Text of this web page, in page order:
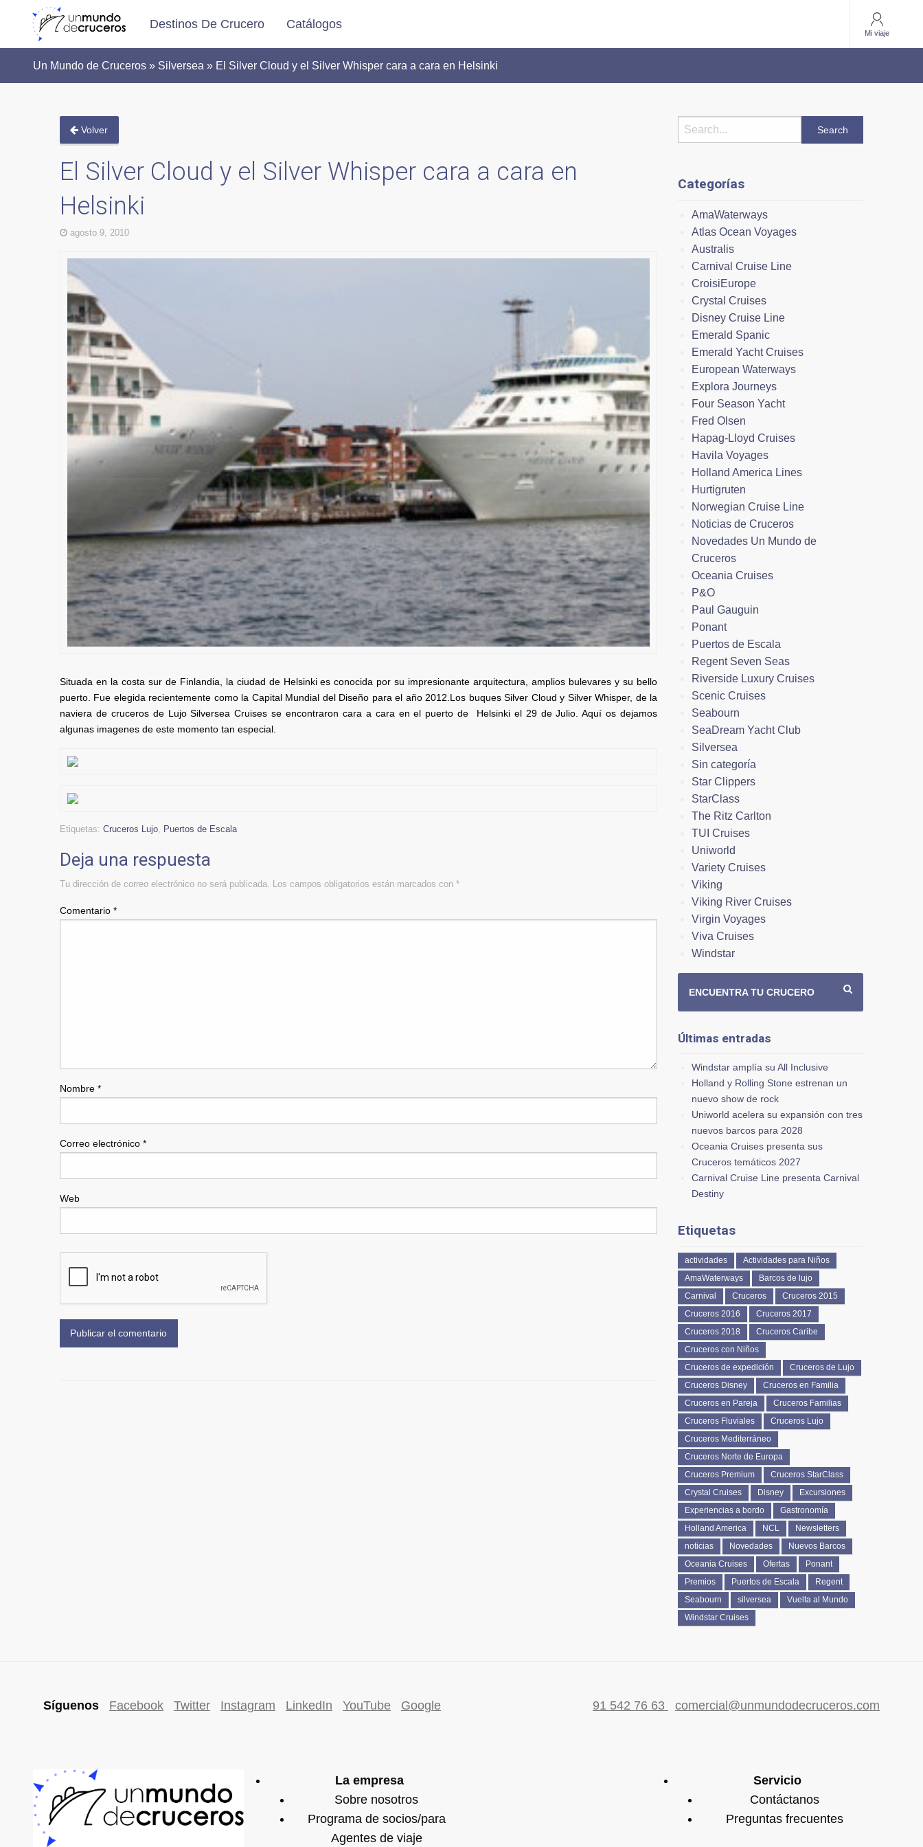
Destinos De Crucero Catálogos
Mi viaje
Un Mundo de Cruceros » Silversea » El Silver Cloud y el Silver Whisper cara a cara en Helsinki
Volver
El Silver Cloud y el Silver Whisper cara a cara en
Helsinki
agosto 9, 2010
Situada en la costa sur de Finlandia, la ciudad de Helsinki es conocida por su impresionante arquitectura, amplios bulevares y su bello
puerto. Fue elegida recientemente como la Capital Mundial del Diseño para el año 2012.Los buques Silver Cloud y Silver Whisper, de la
naviera de cruceros de Lujo Silversea Cruises se encontraron cara a cara en el puerto de Helsinki el 29 de Julio. Aquí os dejamos
algunas imagenes de este momento tan especial.
Etiquetas: Cruceros Lujo, Puertos de Escala
Deja una respuesta
Tu dirección de correo electrónico no será publicada. Los campos obligatorios están marcados con *
Comentario *
Nombre *
Correo electrónico *
Web
Categorías
AmaWaterways
Atlas Ocean Voyages
Australis
Carnival Cruise Line
CroisiEurope
Crystal Cruises
Disney Cruise Line
Emerald Spanic
Emerald Yacht Cruises
European Waterways
Explora Journeys
Four Season Yacht
Fred Olsen
Hapag-Lloyd Cruises
Havila Voyages
Holland America Lines
Hurtigruten
Norwegian Cruise Line
Noticias de Cruceros
Novedades Un Mundo de
Cruceros
Oceania Cruises
P&O
Paul Gauguin
Ponant
Puertos de Escala
Regent Seven Seas
Riverside Luxury Cruises
Scenic Cruises
Seabourn
SeaDream Yacht Club
Silversea
Sin categoría
Star Clippers
StarClass
The Ritz Carlton
TUI Cruises
Uniworld
Variety Cruises
Viking
Viking River Cruises
Virgin Voyages
Viva Cruises
Windstar
ENCUENTRA TU CRUCERO
Últimas entradas
Windstar amplía su All Inclusive
Holland y Rolling Stone estrenan un
nuevo show de rock
Uniworld acelera su expansión con tres
nuevos barcos para 2028
Oceania Cruises presenta sus
Cruceros temáticos 2027
Carnival Cruise Line presenta Carnival
Destiny
Etiquetas
actividades
Actividades para Niños
AmaWaterways
Barcos de lujo
Carnival
Cruceros
Cruceros 2015
Cruceros 2016
Cruceros 2017
Cruceros 2018
Cruceros Caribe
Cruceros con Niños
Cruceros de expedición
Cruceros de Lujo
Cruceros Disney
Cruceros en Familia
Cruceros en Pareja
Cruceros Familias
Cruceros Fluviales
Cruceros Lujo
Cruceros Mediterráneo
Cruceros Norte de Europa
Cruceros Premium
Cruceros StarClass
Crystal Cruises
Disney
Excursiones
Experiencias a bordo
Gastronomía
Holland America
NCL
Newsletters
noticias
Novedades
Nuevos Barcos
Oceania Cruises
Ofertas
Ponant
Premios
Puertos de Escala
Regent
Seabourn
silversea
Vuelta al Mundo
Windstar Cruises
Síguenos Facebook Twitter Instagram LinkedIn YouTube Google 91 542 76 63 comercial@unmundodecruceros.com
La empresa
Sobre nosotros
Programa de socios/para
Agentes de viaje
Servicio
Contáctanos
Preguntas frecuentes